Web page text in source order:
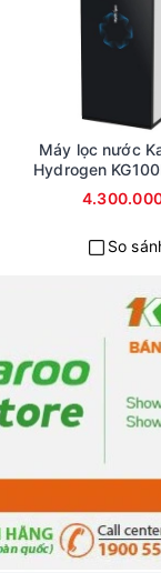
lọc nước Kangaroo
Model
Van tích hợp thân
Máy lọc nước
Hydrogen
So